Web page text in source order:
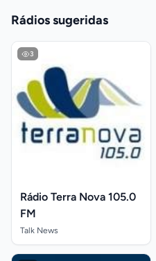
Rádios sugeridas
3
Rádio Terra Nova 105.0
FM
Talk News